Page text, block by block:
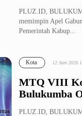
PLUZ.ID,
memimpin Apel
Pemerintah Kabup...
MTQ VIII
Bulukumba
Kota 12 Juni 2026
PLUZ.ID,